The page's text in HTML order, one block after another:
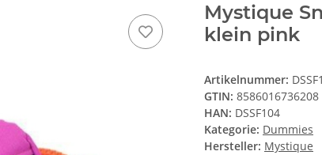
Mystique
klein pink
Artikelnummer:
GTIN: 8586016736208
HAN: DSSF104
Kategorie: Dummies
Hersteller: Mystique